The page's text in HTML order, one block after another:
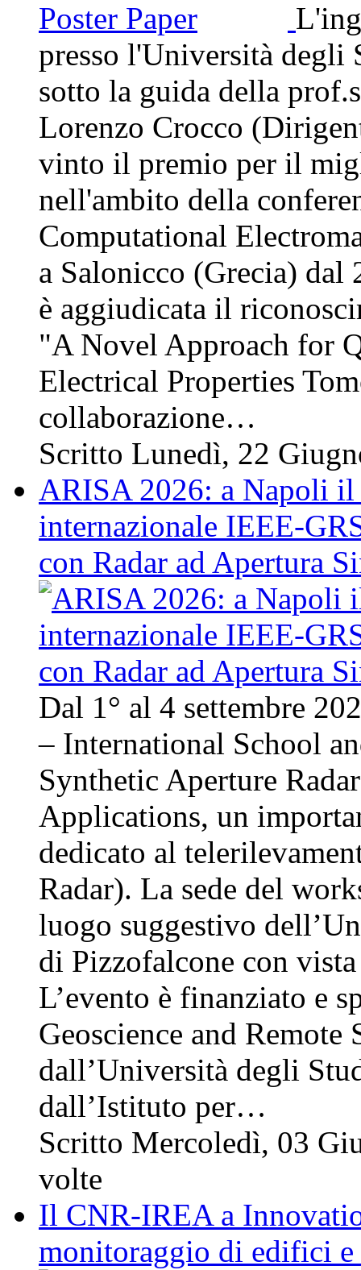
presso l'Università degli
sotto la guida della
Lorenzo Crocco
vinto il premio per il
nell'ambito della
Computational
a Salonicco (Grecia) dal
è aggiudicata il
"A Novel Approach for
Electrical Properties
collaborazione…
Scritto Lunedì, 22
ARISA 2026: a Napoli il
internazionale IEEE-
con Radar ad Apertura
Dal 1° al 4 settembre
– International School
Synthetic Aperture
Applications, un
dedicato al
Radar). La sede del
luogo suggestivo
di Pizzofalcone con
L’evento è finanziato e
Geoscience and
dall’Università degli
dall’Istituto per…
Scritto Mercoledì, 03
volte
Il CNR-IREA a
monitoraggio di edifici